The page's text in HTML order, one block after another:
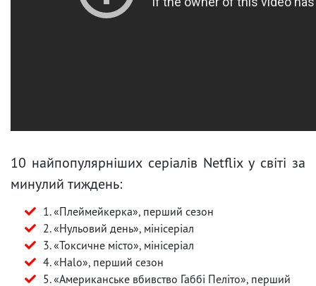
10 найпопулярніших серіалів Netflix у світі за
минулий тиждень:
1. «Плеймейкерка», перший сезон
2. «Нульовий день», мінісеріал
3. «Токсичне місто», мінісеріал
4. «Halo», перший сезон
5. «Американське вбивство Габбі Пеліто», перший